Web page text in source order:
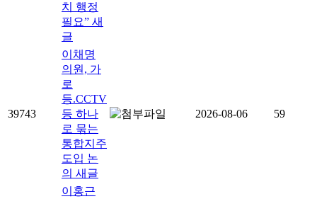
치 행정
필요” 새
글
39743
이채명
의원, 가
로
등.CCTV
등 하나
로 묶는
통합지주
도입 논
의 새글
2026-08-06 59
이홍근